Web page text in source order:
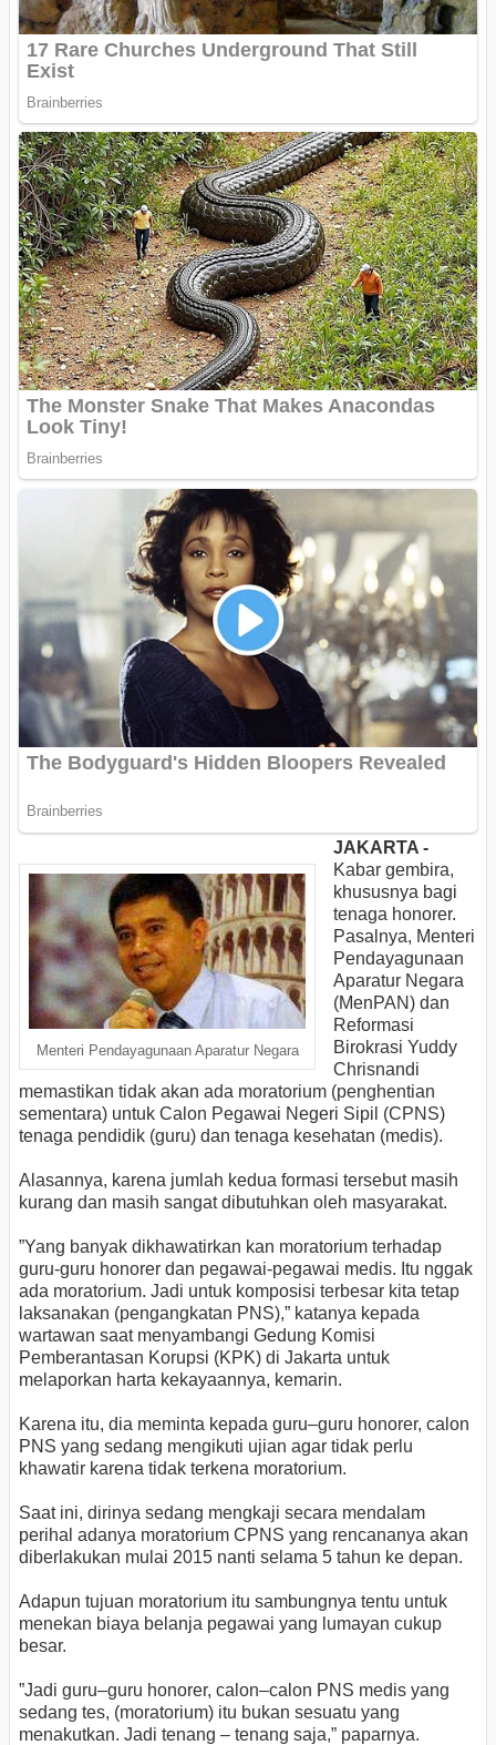
Menteri Pendayagunaan Aparatur Negara
JAKARTA -
Kabar gembira,
khususnya bagi
tenaga honorer.
Pasalnya, Menteri
Pendayagunaan
Aparatur Negara
(MenPAN) dan
Reformasi
Birokrasi Yuddy
Chrisnandi
memastikan tidak akan ada moratorium (penghentian
sementara) untuk Calon Pegawai Negeri Sipil (CPNS)
tenaga pendidik (guru) dan tenaga kesehatan (medis).
Alasannya, karena jumlah kedua formasi tersebut masih
kurang dan masih sangat dibutuhkan oleh masyarakat.
”Yang banyak dikhawatirkan kan moratorium terhadap
guru-guru honorer dan pegawai-pegawai medis. Itu nggak
ada moratorium. Jadi untuk komposisi terbesar kita tetap
laksanakan (pengangkatan PNS),” katanya kepada
wartawan saat menyambangi Gedung Komisi
Pemberantasan Korupsi (KPK) di Jakarta untuk
melaporkan harta kekayaannya, kemarin.
Karena itu, dia meminta kepada guru–guru honorer, calon
PNS yang sedang mengikuti ujian agar tidak perlu
khawatir karena tidak terkena moratorium.
Saat ini, dirinya sedang mengkaji secara mendalam
perihal adanya moratorium CPNS yang rencananya akan
diberlakukan mulai 2015 nanti selama 5 tahun ke depan.
Adapun tujuan moratorium itu sambungnya tentu untuk
menekan biaya belanja pegawai yang lumayan cukup
besar.
”Jadi guru–guru honorer, calon–calon PNS medis yang
sedang tes, (moratorium) itu bukan sesuatu yang
menakutkan. Jadi tenang – tenang saja,” paparnya.